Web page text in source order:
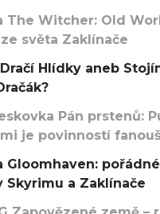
The Witcher: Old
světa Zaklínače
Hlídky aneb
Pán prstenů:
je povinností
Gloomhaven: pořádné
Skyrimu a Zaklínače